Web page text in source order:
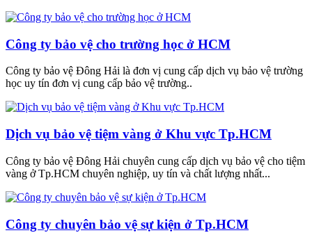
Công ty bảo vệ cho trường học ở HCM
Công ty bảo vệ Đông Hải là đơn vị cung cấp dịch vụ bảo vệ trường
học uy tín đơn vị cung cấp bảo vệ trường..
Dịch vụ bảo vệ tiệm vàng ở Khu vực Tp.HCM
Công ty bảo vệ Đông Hải chuyên cung cấp dịch vụ bảo vệ cho tiệm
vàng ở Tp.HCM chuyên nghiệp, uy tín và chất lượng nhất...
Công ty chuyên bảo vệ sự kiện ở Tp.HCM